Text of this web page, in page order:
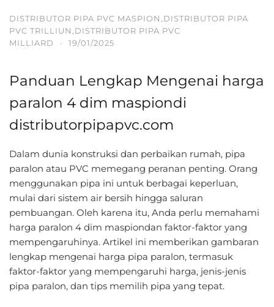
DISTRIBUTOR PIPA PVC MASPION,DISTRIBUTOR PIPA
PVC TRILLIUN,DISTRIBUTOR PIPA PVC
MILLIARD
· 19/01/2025
Panduan Lengkap Mengenai harga
paralon 4 dim maspiondi
distributorpipapvc.com
Dalam dunia konstruksi dan perbaikan rumah, pipa
paralon atau PVC memegang peranan penting. Orang
menggunakan pipa ini untuk berbagai keperluan,
mulai dari sistem air bersih hingga saluran
pembuangan. Oleh karena itu, Anda perlu memahami
harga paralon 4 dim maspiondan faktor-faktor yang
mempengaruhinya. Artikel ini memberikan gambaran
lengkap mengenai harga pipa paralon, termasuk
faktor-faktor yang mempengaruhi harga, jenis-jenis
pipa paralon, dan tips memilih pipa yang tepat.